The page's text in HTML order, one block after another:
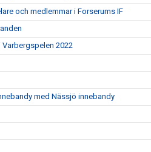
och medlemmar i Forserums IF
Varbergspelen 2022
med Nässjö innebandy